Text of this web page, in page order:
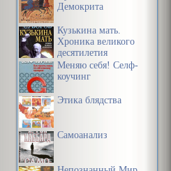
Демокрита
Кузькина мать.
Хроника великого
десятилетия
Меняю себя! Селф-
коучинг
Этика блядства
Самоанализ